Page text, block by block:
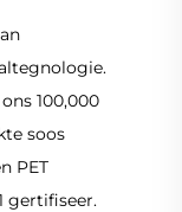
100,000
soos
PET
gertifiseer.